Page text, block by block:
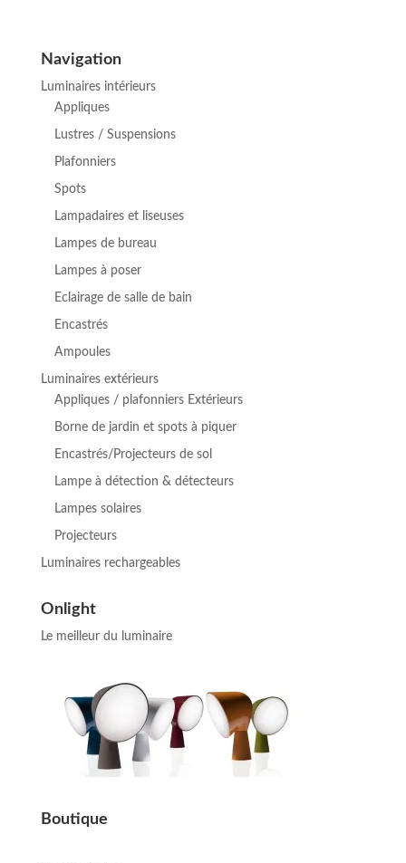
€ 344,79.€ 284,96.
Navigation
Luminaires intérieurs
Appliques
Lustres / Suspensions
Plafonniers
Spots
Lampadaires et liseuses
Lampes de bureau
Lampes à poser
Eclairage de salle de bain
Encastrés
Ampoules
Luminaires extérieurs
Appliques / plafonniers Extérieurs
Borne de jardin et spots à piquer
Encastrés/Projecteurs de sol
Lampe à détection & détecteurs
Lampes solaires
Projecteurs
Luminaires rechargeables
Onlight
Le meilleur du luminaire
Boutique